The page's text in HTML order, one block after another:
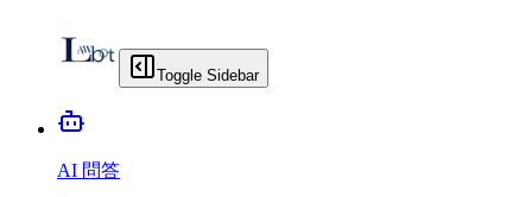
Toggle Sidebar
AI 問答